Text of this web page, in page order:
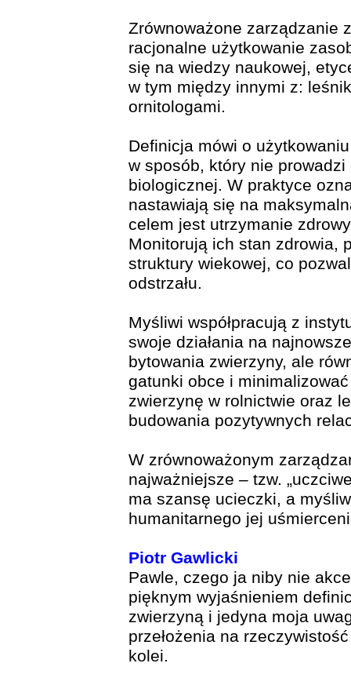
Zrównoważone zarządzanie
racjonalne użytkowanie
się na wiedzy naukowej,
w tym między innymi z:
ornitologami.
Definicja mówi o
w sposób, który nie
biologicznej. W praktyce
nastawiają się na
celem jest utrzymanie
Monitorują ich stan zdrowia,
struktury wiekowej, co
odstrzału.
Myśliwi współpracują z
swoje działania na
bytowania zwierzyny, ale
gatunki obce i
zwierzynę w rolnictwie oraz
budowania pozytywnych
W zrównoważonym
najważniejsze – tzw.
ma szansę ucieczki, a
humanitarnego jej
Piotr Gawlicki
Pawle, czego ja niby nie
pięknym wyjaśnieniem
zwierzyną i jedyna moja
przełożenia na
kolei.